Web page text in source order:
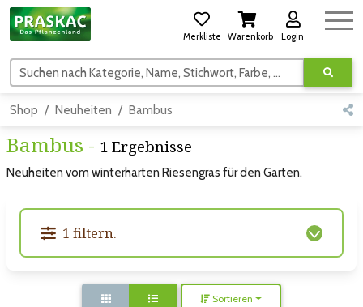
Merkliste Warenkorb Login
Suchen nach Kategorie, Name, Stichwort, Farbe, usw.
Shop Neuheiten Bambus
Bambus - 1 Ergebnisse
Neuheiten vom winterharten Riesengras für den Garten.
1 filtern.
Sortieren